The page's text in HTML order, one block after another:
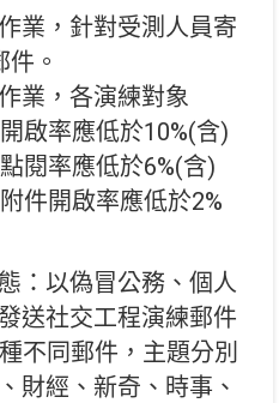
業，針對受測人員寄
。
業，各演練對象
率應低於10%(含)
率應低於6%(含)
開啟率應低於2%
：以偽冒公務、個人
送社交工程演練郵件
不同郵件，主題分別
財經、新奇、時事、